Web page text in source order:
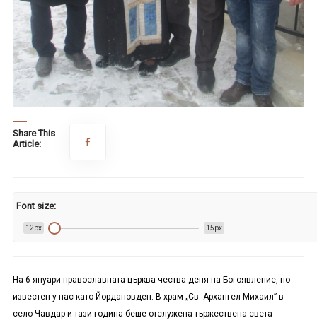
Share This
Article:
Font size:
12px 15px
На 6 януари православната църква чества деня на Богоявление, по-
известен у нас като Йордановден. В храм „Св. Архангел Михаил” в
село Чавдар и тази година беше отслужена тържествена света